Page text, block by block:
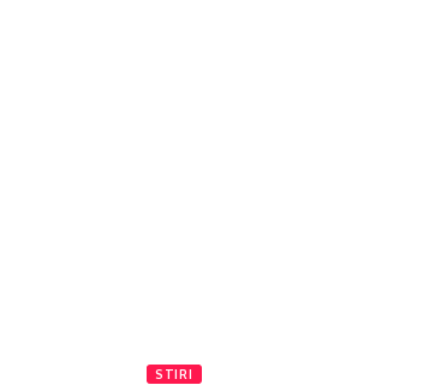
STIRI